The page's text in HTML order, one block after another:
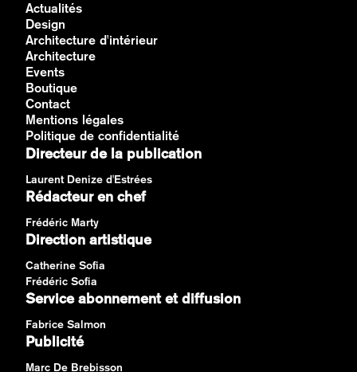
Actualités
Design
Architecture d'intérieur
Architecture
Events
Boutique
Contact
Mentions légales
Politique de confidentialité
Directeur de la publication
Laurent Denize d'Estrées
Rédacteur en chef
Frédéric Marty
Direction artistique
Catherine Sofia
Frédéric Sofia
Service abonnement et diffusion
Fabrice Salmon
Publicité
Marc De Brebisson